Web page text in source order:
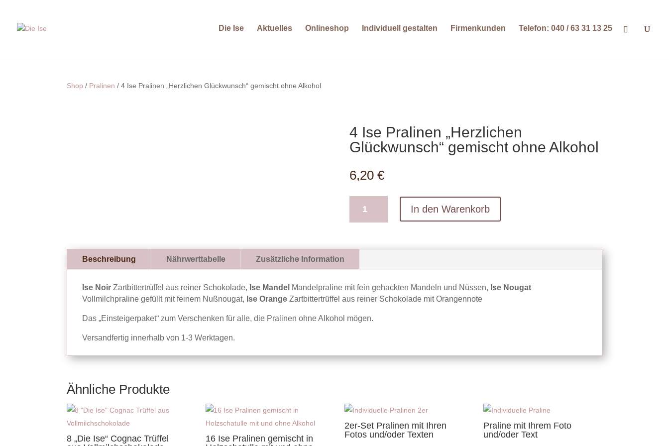
Die Ise Aktuelles Onlineshop Individuell gestalten Firmenkunden Telefon: 040 / 63 31 13 25
Shop / Pralinen / 4 Ise Pralinen „Herzlichen Glückwunsch“ gemischt ohne Alkohol
4 Ise Pralinen „Herzlichen
Glückwunsch“ gemischt ohne Alkohol
6,20 €
Pralinen
ohne
Menge
In den Warenkorb
Beschreibung Nährwerttabelle Zusätzliche Information
Ise Noir Zartbittertrüffel aus reiner Schokolade, Ise Mandel Mandelpraline mit fein gehackten Mandeln und Nüssen, Ise Nougat
Vollmilchpraline gefüllt mit feinem Nußnougat, Ise OrangeZartbittertrüffel aus reiner Schokolade mit Orangennote
Das „Einsteigerpaket“ zum Verschenken für alle, die Pralinen ohne Alkohol mögen.
Versandfertig innerhalb von 1-3 Werktagen.
Ähnliche Produkte
8 „Die Ise“ Cognac Trüffel
16 Ise Pralinen gemischt in
2er-Set Pralinen mit Ihren
Fotos und/oder Texten
Praline mit Ihrem Foto
und/oder Text